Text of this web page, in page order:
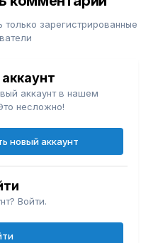
зарегистрированные
аккаунт в нашем
несложно!
новый аккаунт
Войти.